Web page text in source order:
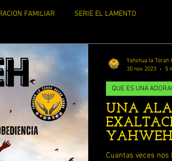
FAMILIAR SERIE EL LAMENTO
ESTUDIOS DE TORAH
LA VIDA ( ECLESIASTES)
LAS PALABRAS DEL DISCIPULO JUAN
UNA
YAHWEH
Cuantas veces
QUE ES UNA
Yahshua la Torah
30 nov 2023
5